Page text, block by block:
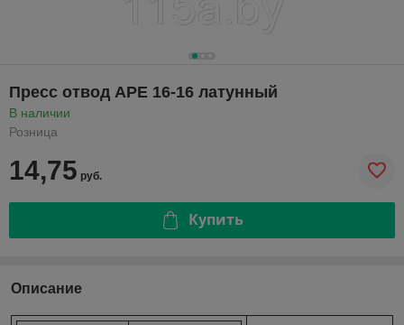
Пресс отвод APE 16-16 латунный
В наличии
Розница
14,75 руб.
Купить
Описание